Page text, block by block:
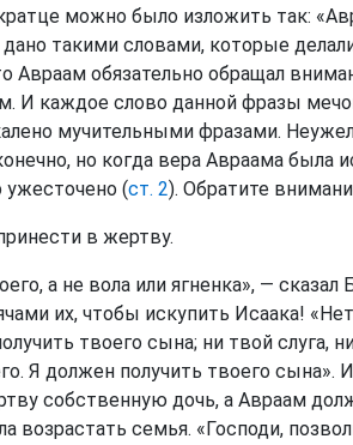
можно было изложить так:
такими словами, которые
Авраам обязательно обращал
И каждое слово данной фразы
мучительными фразами.
но когда вера Авраама была
(ст. 2). Обратите
в жертву.
а не вола или ягненка», —
их, чтобы искупить Исаака!
твоего сына; ни твой
Я должен получить твоего
собственную дочь, а Авраам
возрастать семья. «Господи,